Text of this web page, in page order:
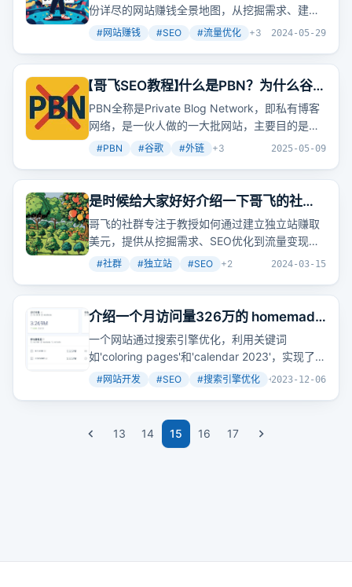
份详尽的网站赚钱全景地图，从挖掘需求、建
站、SEO流量优化到收入提升，每个环节都讲解
励，让人相信通过持续优化和策略设计，可以打
造出属于自己的赚钱机器。
#网站赚钱 #SEO #流量优化 +3 2024-05-29
【哥飞SEO教程】什么是PBN？为什么谷歌
要打击PBN？我们怎么防止成为PBN？
PBN全称是Private Blog Network，即私有博客
网络，是一伙人做的一大批网站，主要目的是给
别的网站提供外链，以提升目标网站权重和排
降低了用户体验，影响了谷歌的市场占有率。为
避免被误判为PBN，应确保工具站有实际价值、
真实访问量、不使用相同模板、不发布相同文
章、有自己的品牌和Logo、反链主要是自然而真
实的。创建真正有价值的工具网站，并通过品牌
关联建立合理的链接，是一种可持续的、白帽的
#PBN #谷歌 #外链 +3 2025-05-09
是时候给大家好好介绍一下哥飞的社群
了，毕竟刚被二十年站长大佬夸过
哥飞的社群专注于教授如何通过建立独立站赚取
美元，提供从挖掘需求、SEO优化到流量变现的
全方位指导。
#社群 #独立站 #SEO +2 2024-03-15
介绍一个月访问量326万的 homemade
网站，以及更多其它相似网站
一个网站通过搜索引擎优化，利用关键词
如'coloring pages'和'calendar 2023'，实现了月
访问量326万的惊人成绩。这不仅展示了搜索引
#网站开发 #SEO #搜索引擎优化 +2
2023-12-06
13 14 15 16 17